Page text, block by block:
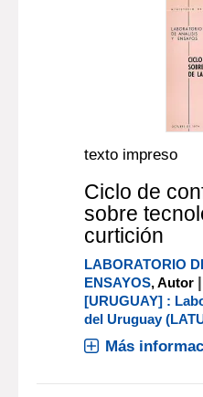
texto impreso
Ciclo de
sobre
curtición
LABORATORIO
ENSAYOS, Autor |
[URUGUAY] :
del Uruguay
Más